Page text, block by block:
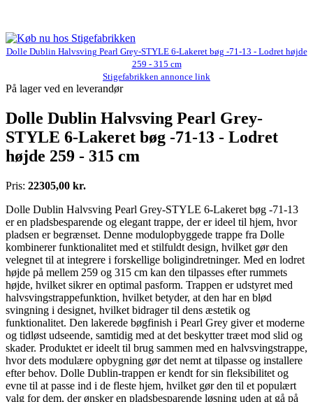
Dolle Dublin Halvsving Pearl Grey-STYLE 6-Lakeret bøg -71-13 - Lodret højde
259 - 315 cm
Stigefabrikken annonce link
På lager ved en leverandør
Dolle Dublin Halvsving Pearl Grey-
STYLE 6-Lakeret bøg -71-13 - Lodret
højde 259 - 315 cm
Pris: 22305,00 kr.
Dolle Dublin Halvsving Pearl Grey-STYLE 6-Lakeret bøg -71-13
er en pladsbesparende og elegant trappe, der er ideel til hjem, hvor
pladsen er begrænset. Denne modulopbyggede trappe fra Dolle
kombinerer funktionalitet med et stilfuldt design, hvilket gør den
velegnet til at integrere i forskellige boligindretninger. Med en lodret
højde på mellem 259 og 315 cm kan den tilpasses efter rummets
højde, hvilket sikrer en optimal pasform. Trappen er udstyret med
halvsvingstrappefunktion, hvilket betyder, at den har en blød
svingning i designet, hvilket bidrager til dens æstetik og
funktionalitet. Den lakerede bøgfinish i Pearl Grey giver et moderne
og tidløst udseende, samtidig med at det beskytter træet mod slid og
skader. Produktet er ideelt til brug sammen med en halvsvingstrappe,
hvor dets modulære opbygning gør det nemt at tilpasse og installere
efter behov. Dolle Dublin-trappen er kendt for sin fleksibilitet og
evne til at passe ind i de fleste hjem, hvilket gør den til et populært
valg for dem, der ønsker en pladsbesparende løsning uden at gå på